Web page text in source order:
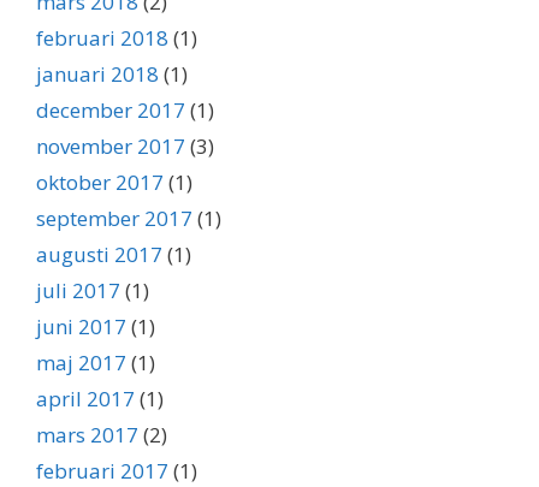
februari 2018 (1)
januari 2018 (1)
december 2017 (1)
november 2017 (3)
oktober 2017 (1)
september 2017 (1)
augusti 2017 (1)
juli 2017 (1)
juni 2017 (1)
maj 2017 (1)
april 2017 (1)
mars 2017 (2)
februari 2017 (1)